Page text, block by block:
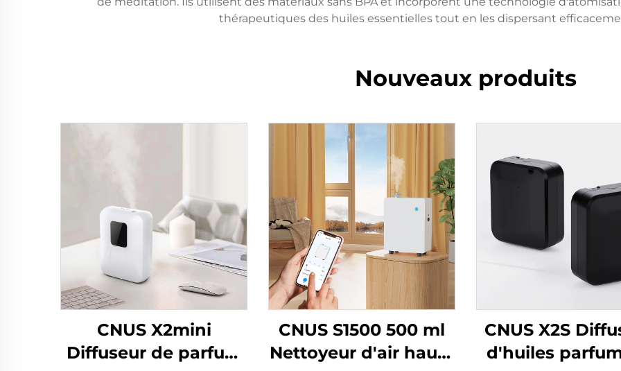
thérapeutiques des huiles essentielles tout en les dispersant
Nouveaux produits
CNUS X2mini
Diffuseur de parfum
CNUS S1500 500 ml
Nettoyeur d'air haute
CNUS X2S
d'huiles